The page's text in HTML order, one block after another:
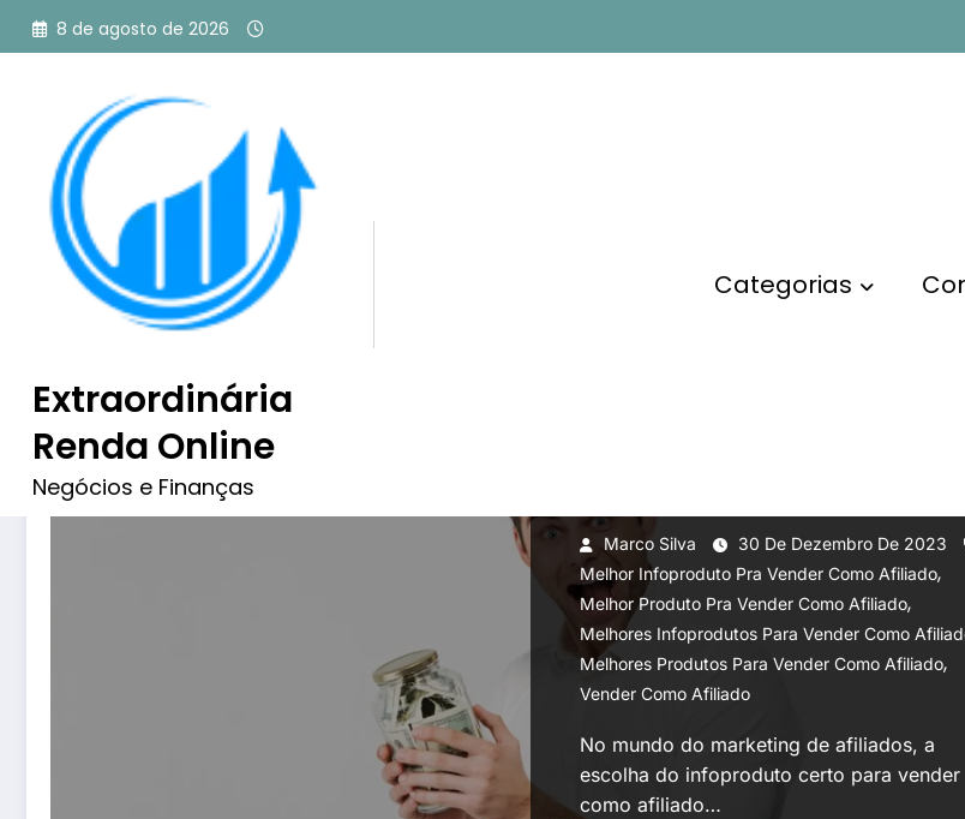
Pular
para
8 de agosto de 2026
Extraordinária
Renda Online
Negócios e Finanças
Categorias
Tag: melhores produtos para vender
como afiliado
Marco Silva
30 De Dezembro De 2023
Melhor Infoproduto Pra Vender Como Afiliado,
Melhor Produto Pra Vender Como Afiliado,
Melhores Infoprodutos Para Vender Como
Melhores Produtos Para Vender Como Afiliado,
Vender Como Afiliado
No mundo do marketing de afiliados, a
escolha do infoproduto certo para vender
como afiliado…